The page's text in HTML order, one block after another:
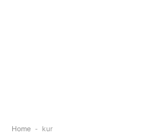
Home - kur